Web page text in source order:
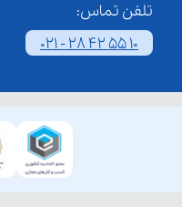
تلفن تماس:
021 - 28 42 55 10